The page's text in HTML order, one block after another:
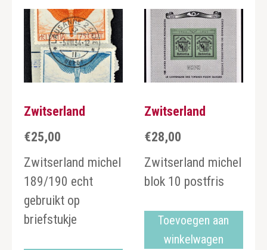
Zwitserland
€25,00
Zwitserland michel
189/190 echt
gebruikt op
briefstukje
Zwitserland
€28,00
Zwitserland michel
blok 10 postfris
Toevoegen aan
winkelwagen